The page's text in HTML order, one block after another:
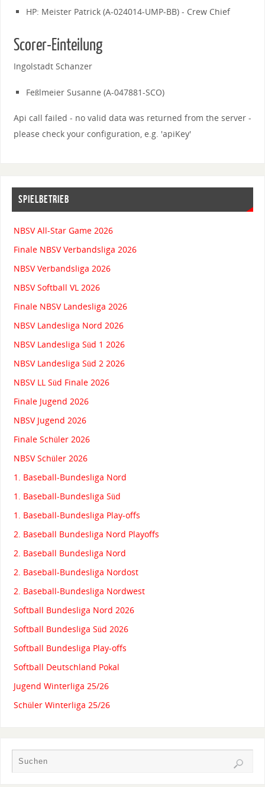
HP: Meister Patrick (A-024014-UMP-BB) - Crew Chief
Scorer-Einteilung
Ingolstadt Schanzer
Feßlmeier Susanne (A-047881-SCO)
Api call failed - no valid data was returned from the server -
please check your configuration, e.g. 'apiKey'
SPIELBETRIEB
NBSV All-Star Game 2026
Finale NBSV Verbandsliga 2026
NBSV Verbandsliga 2026
NBSV Softball VL 2026
Finale NBSV Landesliga 2026
NBSV Landesliga Nord 2026
NBSV Landesliga Süd 1 2026
NBSV Landesliga Süd 2 2026
NBSV LL Süd Finale 2026
Finale Jugend 2026
NBSV Jugend 2026
Finale Schüler 2026
NBSV Schüler 2026
1. Baseball-Bundesliga Nord
1. Baseball-Bundesliga Süd
1. Baseball-Bundesliga Play-offs
2. Baseball Bundesliga Nord Playoffs
2. Baseball Bundesliga Nord
2. Baseball-Bundesliga Nordost
2. Baseball-Bundesliga Nordwest
Softball Bundesliga Nord 2026
Softball Bundesliga Süd 2026
Softball Bundesliga Play-offs
Softball Deutschland Pokal
Jugend Winterliga 25/26
Schüler Winterliga 25/26